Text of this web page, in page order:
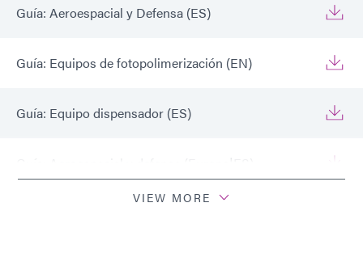
Guía: Aeroespacial y Defensa (ES)
Guía: Equipos de fotopolimerización (EN)
Guía: Equipo dispensador (ES)
Guía: Aeroespacial y defensa (Europa|ES)
VIEW MORE